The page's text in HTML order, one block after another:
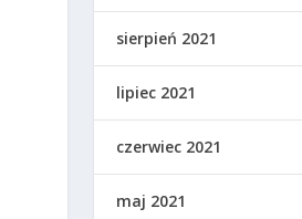
sierpień 2021
lipiec 2021
czerwiec 2021
maj 2021